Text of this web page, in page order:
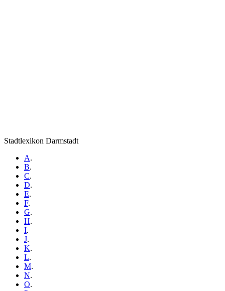
Stadtlexikon Darmstadt
A.
B.
C.
D.
E.
F.
G.
H.
I.
J.
K.
L.
M.
N.
O.